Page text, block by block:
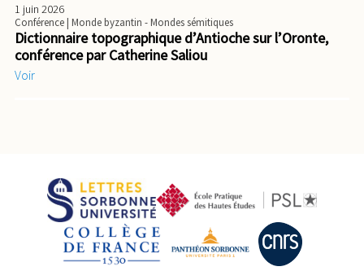
1 juin 2026
Conférence| Monde byzantin - Mondes sémitiques
Dictionnaire topographique d’Antioche sur l’Oronte,
conférence par Catherine Saliou
Voir